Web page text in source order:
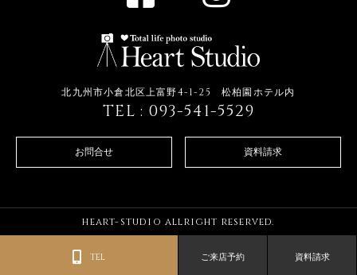
北九州市小倉北区上富野4-1-25 松柏園ホテル内
TEL : 093-541-5529
お問合せ 資料請求
heart-studio allright reserved.
TEL ご来店予約 資料請求